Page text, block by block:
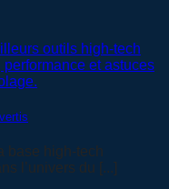
base high-tech
l’univers du [...]